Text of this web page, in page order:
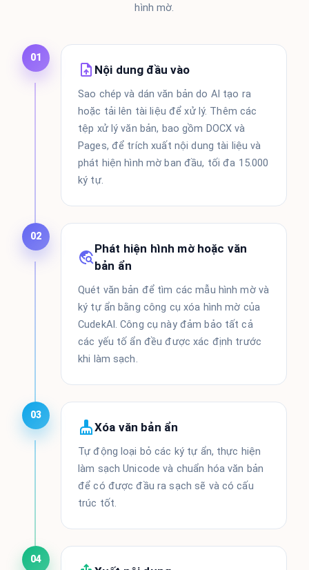
hình mờ.
01
Nội dung đầu vào
Sao chép và dán văn bản do AI tạo ra
hoặc tải lên tài liệu để xử lý. Thêm các
tệp xử lý văn bản, bao gồm DOCX và
Pages, để trích xuất nội dung tài liệu và
phát hiện hình mờ ban đầu, tối đa 15.000
ký tự.
02
Phát hiện hình mờ hoặc văn
bản ẩn
Quét văn bản để tìm các mẫu hình mờ và
ký tự ẩn bằng công cụ xóa hình mờ của
CudekAI. Công cụ này đảm bảo tất cả
các yếu tố ẩn đều được xác định trước
khi làm sạch.
03
Xóa văn bản ẩn
Tự động loại bỏ các ký tự ẩn, thực hiện
làm sạch Unicode và chuẩn hóa văn bản
để có được đầu ra sạch sẽ và có cấu
trúc tốt.
04